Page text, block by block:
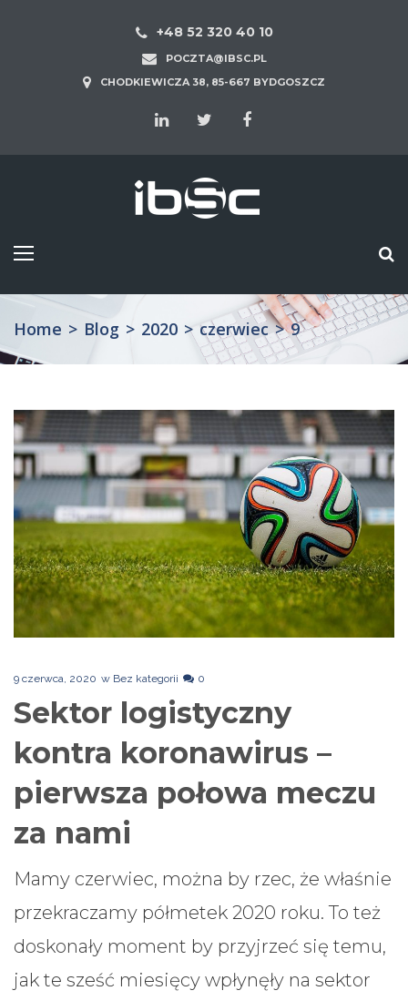
+48 52 320 40 10
POCZTA@IBSC.PL
CHODKIEWICZA 38, 85-667 BYDGOSZCZ
Home > Blog > 2020 > czerwiec > 9
9 czerwca, 2020 w Bez kategorii 0
Sektor logistyczny
kontra koronawirus –
pierwsza połowa meczu
za nami
Mamy czerwiec, można by rzec, że właśnie
przekraczamy półmetek 2020 roku. To też
doskonały moment by przyjrzeć się temu,
jak te sześć miesięcy wpłynęły na sektor